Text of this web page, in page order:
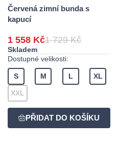
Červená zimní bunda s
kapucí
1 558 Kč1 729 Kč
Skladem
Dostupné velikosti:
S M L XL
XXL